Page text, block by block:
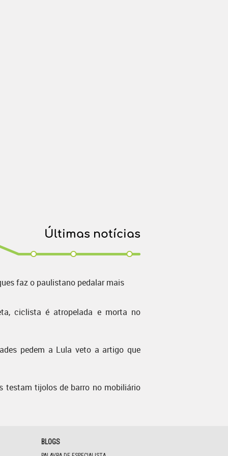
Últimas notícias
faz o paulistano pedalar mais
ciclista é atropelada e morta no
pedem a Lula veto a artigo que
testam tijolos de barro no mobiliário
BLOGS